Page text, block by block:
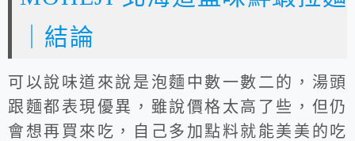
｜結論
可以說味道來說是泡麵中數一數二的，湯頭
跟麵都表現優異，雖說價格太高了些，但仍
會想再買來吃，自己多加點料就能美美的吃